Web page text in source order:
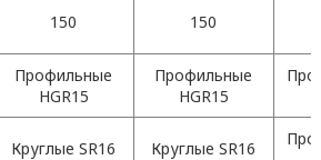
150 150
Профильные
HGR15
Профильные
HGR15
Круглые SR16 Круглые SR16